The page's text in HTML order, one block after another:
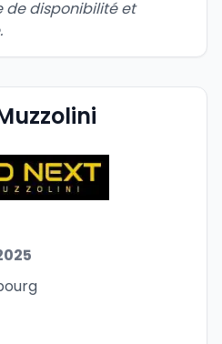
de disponibilité et